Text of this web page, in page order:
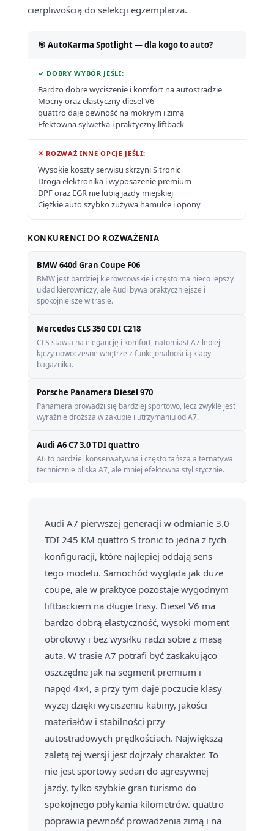
cierpliwością do selekcji egzemplarza.
🎯 AutoKarma Spotlight — dla kogo to auto?
✓ DOBRY WYBÓR JEŚLI:
Bardzo dobre wyciszenie i komfort na autostradzie
Mocny oraz elastyczny diesel V6
quattro daje pewność na mokrym i zimą
Efektowna sylwetka i praktyczny liftback
✕ ROZWAŻ INNE OPCJE JEŚLI:
Wysokie koszty serwisu skrzyni S tronic
Droga elektronika i wyposażenie premium
DPF oraz EGR nie lubią jazdy miejskiej
Ciężkie auto szybko zużywa hamulce i opony
KONKURENCI DO ROZWAŻENIA
BMW 640d Gran Coupe F06
BMW jest bardziej kierowcowskie i często ma nieco lepszy
układ kierowniczy, ale Audi bywa praktyczniejsze i
spokojniejsze w trasie.
Mercedes CLS 350 CDI C218
CLS stawia na elegancję i komfort, natomiast A7 lepiej
łączy nowoczesne wnętrze z funkcjonalnością klapy
bagażnika.
Porsche Panamera Diesel 970
Panamera prowadzi się bardziej sportowo, lecz zwykle jest
wyraźnie droższa w zakupie i utrzymaniu od A7.
Audi A6 C7 3.0 TDI quattro
A6 to bardziej konserwatywna i często tańsza alternatywa
technicznie bliska A7, ale mniej efektowna stylistycznie.
Audi A7 pierwszej generacji w odmianie 3.0
TDI 245 KM quattro S tronic to jedna z tych
konfiguracji, które najlepiej oddają sens
tego modelu. Samochód wygląda jak duże
coupe, ale w praktyce pozostaje wygodnym
liftbackiem na długie trasy. Diesel V6 ma
bardzo dobrą elastyczność, wysoki moment
obrotowy i bez wysiłku radzi sobie z masą
auta. W trasie A7 potrafi być zaskakująco
oszczędne jak na segment premium i
napęd 4x4, a przy tym daje poczucie klasy
wyżej dzięki wyciszeniu kabiny, jakości
materiałów i stabilności przy
autostradowych prędkościach. Największą
zaletą tej wersji jest dojrzały charakter. To
nie jest sportowy sedan do agresywnej
jazdy, tylko szybkie gran turismo do
spokojnego połykania kilometrów. quattro
poprawia pewność prowadzenia zimą i na